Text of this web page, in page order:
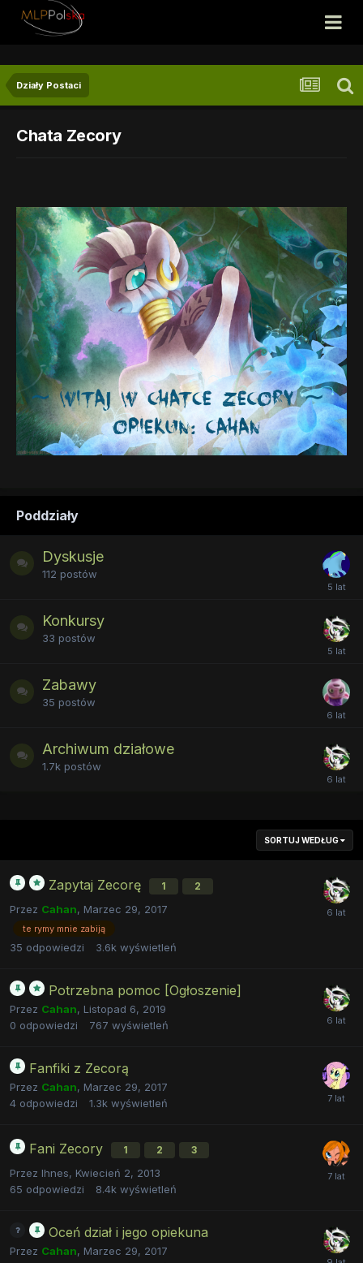
Działy Postaci
Chata Zecory
Poddziały
Dyskusje
112 postów
Konkursy
33 postów
Zabawy
35 postów
Archiwum działowe
1.7k postów
SORTUJ WEDŁUG
Zapytaj Zecorę 1 2
Przez Cahan, Marzec 29, 2017
te rymy mnie zabiją
35 odpowiedzi 3.6k wyświetleń
Potrzebna pomoc [Ogłoszenie]
Przez Cahan, Listopad 6, 2019
0 odpowiedzi 767 wyświetleń
Fanfiki z Zecorą
Przez Cahan, Marzec 29, 2017
4 odpowiedzi 1.3k wyświetleń
Fani Zecory 1 2 3
Przez Ihnes, Kwiecień 2, 2013
65 odpowiedzi 8.4k wyświetleń
Oceń dział i jego opiekuna
Przez Cahan, Marzec 29, 2017